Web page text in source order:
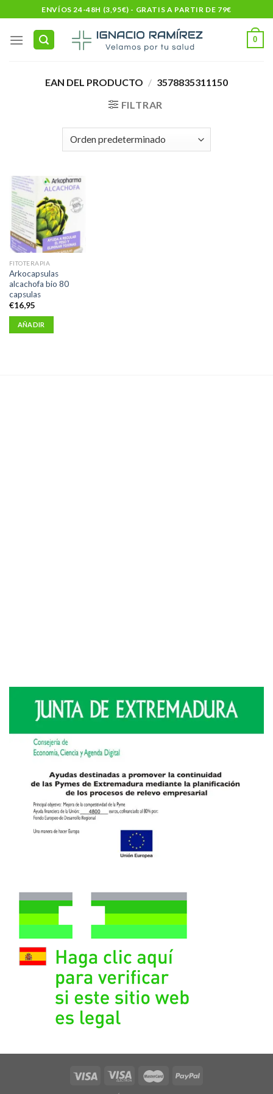
to
content
ENVÍOS 24-48H (3,95€) - GRATIS A PARTIR DE 79€
0
EAN DEL PRODUCTO / 3578835311150
FILTRAR
FITOTERAPIA
Arkocapsulas
alcachofa bio 80
capsulas
€16,95
AÑADIR